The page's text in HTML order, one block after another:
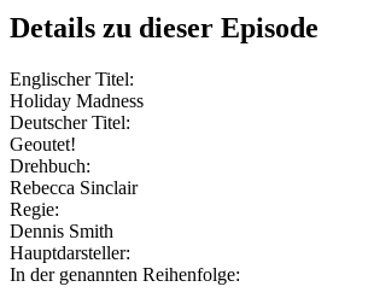
Details zu dieser Episode
Englischer Titel:
Holiday Madness
Deutscher Titel:
Geoutet!
Drehbuch:
Rebecca Sinclair
Regie:
Dennis Smith
Hauptdarsteller:
In der genannten Reihenfolge: